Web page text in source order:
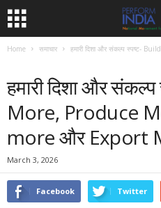
Home समाचार हमारी दिशा और संकल्प स्पष्ट-
हमारी दिशा और
More, Produce
more और Export
March 3, 2026
Facebook Twitter